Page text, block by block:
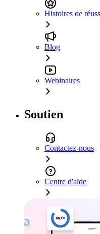
Histoires de
Blog
Webinaires
Soutien
Contactez-nous
Centre d'aide